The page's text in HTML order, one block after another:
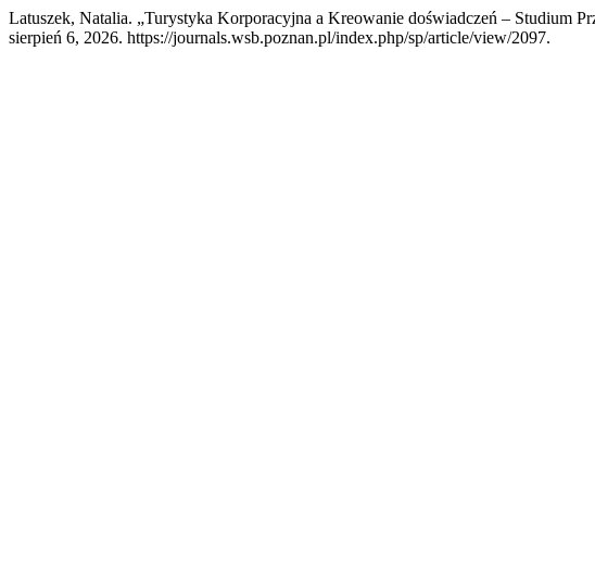
Latuszek, Natalia. „Turystyka Korporacyjna a Kreowanie doświadczeń – Studium
sierpień 6, 2026. https://journals.wsb.poznan.pl/index.php/sp/article/view/2097.